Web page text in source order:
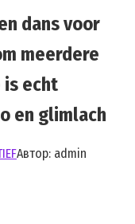
dans voor
meerdere
is echt
en glimlach
Автор: admin